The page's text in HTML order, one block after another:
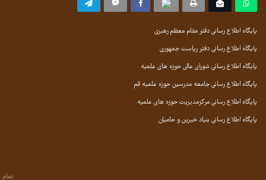
پایگاه اطلاع رسانی دفتر مقام معظم رهبری
پایگاه اطلاع رسانی دفتر ریاست جمهوری
پایگاه اطلاع رسانی شورای عالی حوزه های علمیه
پایگاه اطلاع رسانی جامعه مدرسین حوزه علمیه قم
پایگاه اطلاع رسانی مرکزمدیریت حوزه های علمیه
پایگاه اطلاع رسانی بنیاد خیرین و حامیان